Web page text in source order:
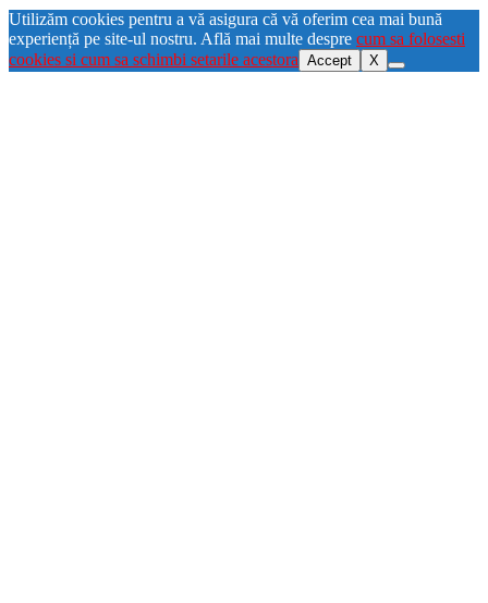
Utilizăm cookies pentru a vă asigura că vă oferim cea mai bună
experiență pe site-ul nostru. Află mai multe despre cum sa folosesti
cookies si cum sa schimbi setarile acestora Accept X